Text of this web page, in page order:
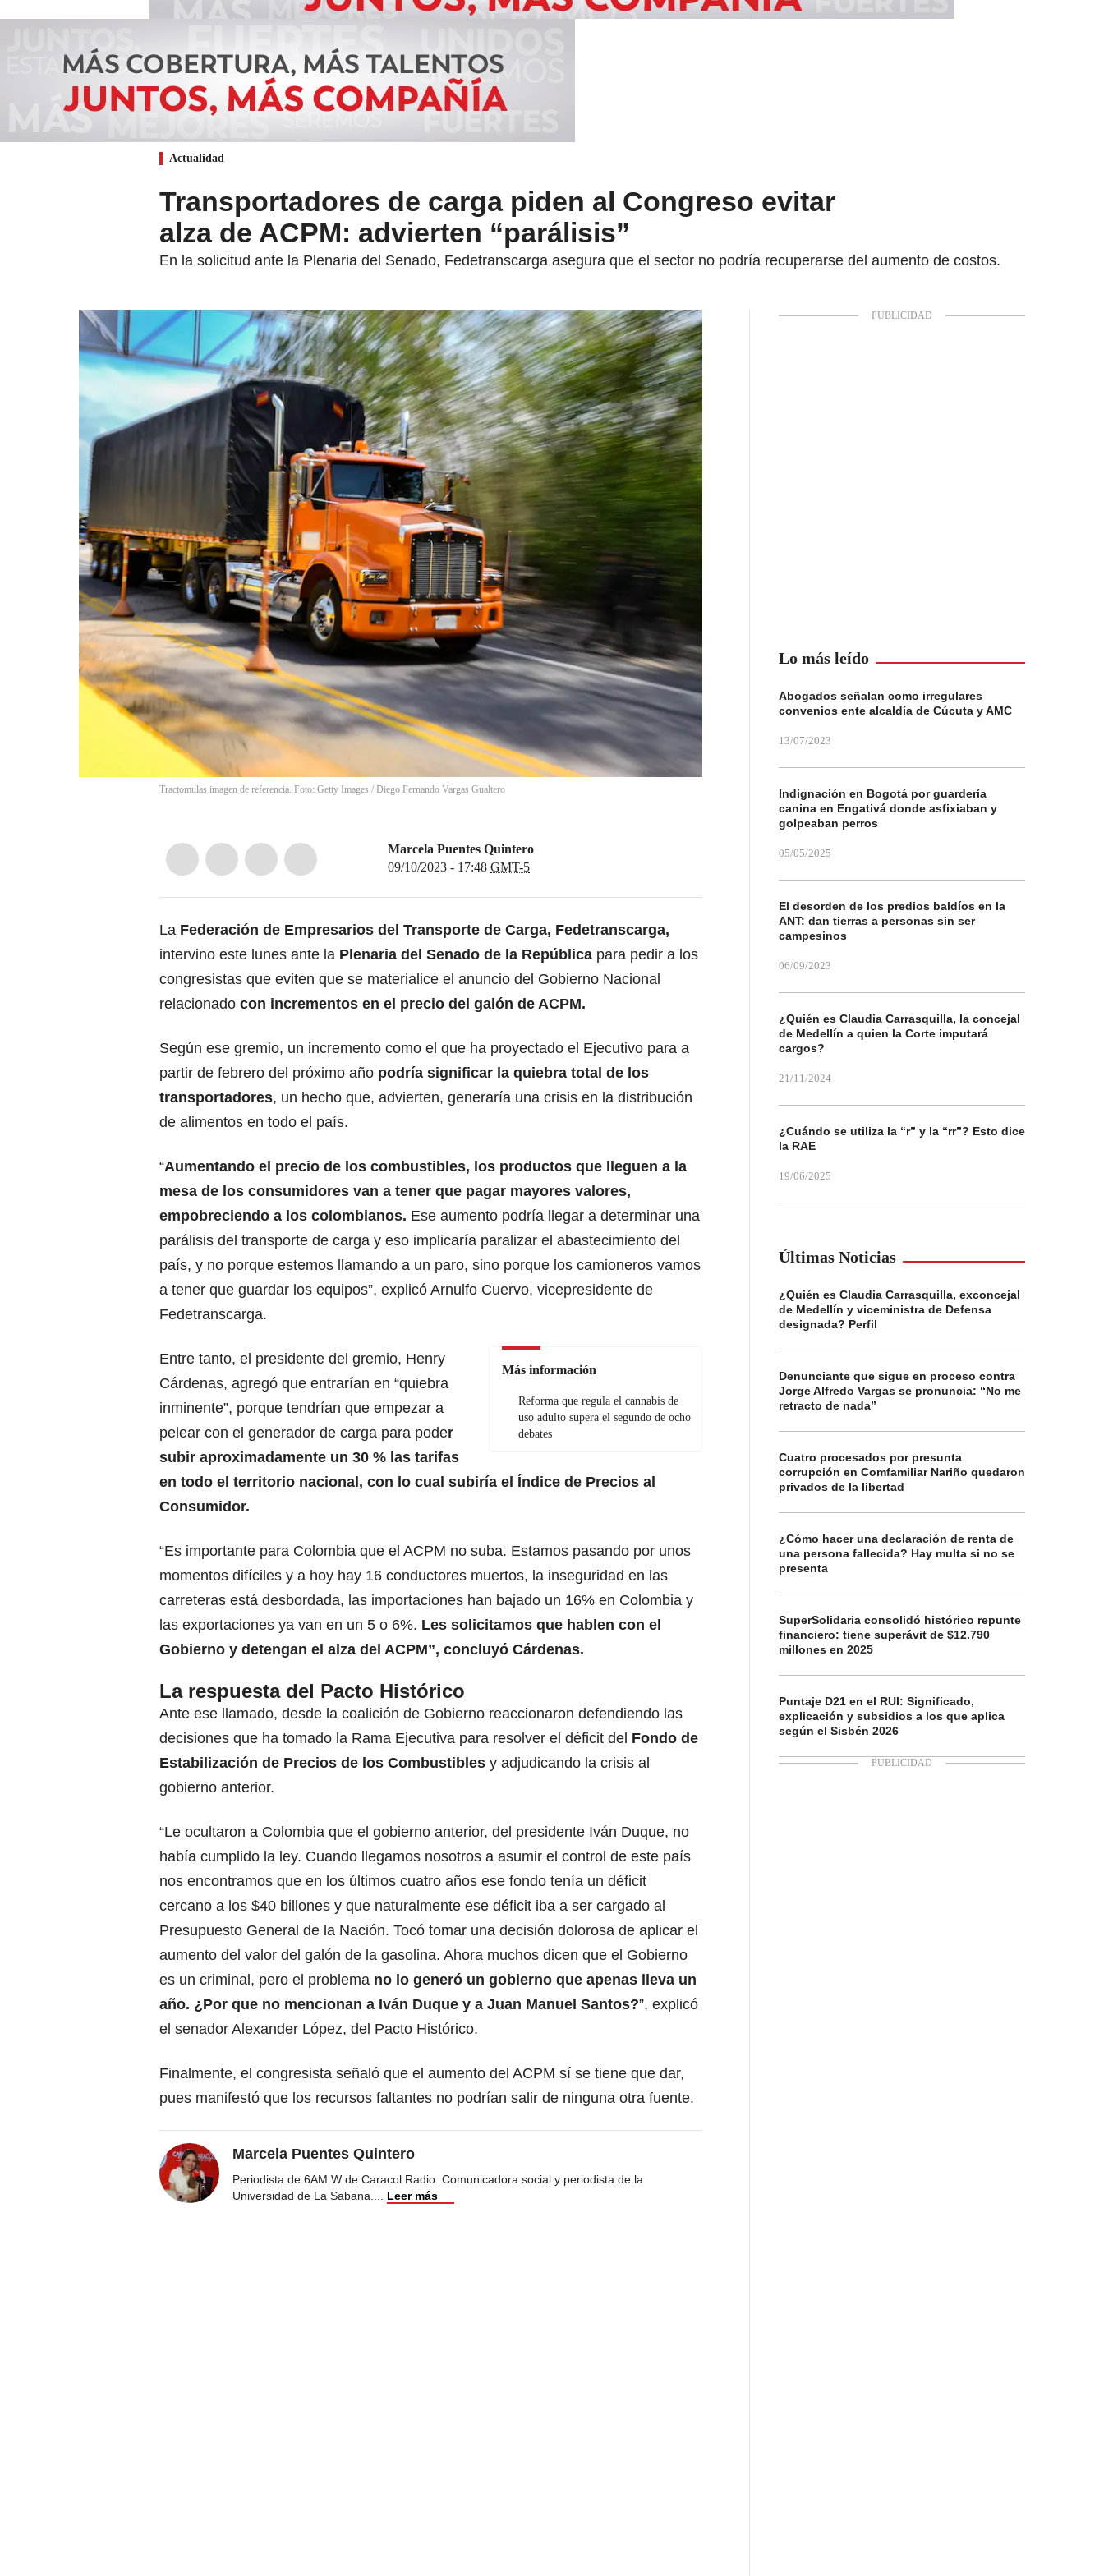
Actualidad
Transportadores de carga piden al Congreso evitar
alza de ACPM: advierten “parálisis”
En la solicitud ante la Plenaria del Senado, Fedetranscarga asegura que el sector no podría recuperarse del aumento de costos.
Tractomulas imagen de referencia. Foto: Getty Images / Diego Fernando Vargas Gualtero
Marcela Puentes Quintero
09/10/2023 - 17:48 GMT-5
La Federación de Empresarios del Transporte de Carga, Fedetranscarga,
intervino este lunes ante la Plenaria del Senado de la República para pedir a los
congresistas que eviten que se materialice el anuncio del Gobierno Nacional
relacionado con incrementos en el precio del galón de ACPM.
Según ese gremio, un incremento como el que ha proyectado el Ejecutivo para a
partir de febrero del próximo año podría significar la quiebra total de los
transportadores, un hecho que, advierten, generaría una crisis en la distribución
de alimentos en todo el país.
“Aumentando el precio de los combustibles, los productos que lleguen a la
mesa de los consumidores van a tener que pagar mayores valores,
empobreciendo a los colombianos. Ese aumento podría llegar a determinar una
parálisis del transporte de carga y eso implicaría paralizar el abastecimiento del
país, y no porque estemos llamando a un paro, sino porque los camioneros vamos
a tener que guardar los equipos”, explicó Arnulfo Cuervo, vicepresidente de
Fedetranscarga.
Más información
Reforma que regula el cannabis de
uso adulto supera el segundo de ocho
debates
Entre tanto, el presidente del gremio, Henry
Cárdenas, agregó que entrarían en “quiebra
inminente”, porque tendrían que empezar a
pelear con el generador de carga para poder
subir aproximadamente un 30 % las tarifas
en todo el territorio nacional, con lo cual subiría el Índice de Precios al
Consumidor.
“Es importante para Colombia que el ACPM no suba. Estamos pasando por unos
momentos difíciles y a hoy hay 16 conductores muertos, la inseguridad en las
carreteras está desbordada, las importaciones han bajado un 16% en Colombia y
las exportaciones ya van en un 5 o 6%. Les solicitamos que hablen con el
Gobierno y detengan el alza del ACPM”, concluyó Cárdenas.
La respuesta del Pacto Histórico
Ante ese llamado, desde la coalición de Gobierno reaccionaron defendiendo las
decisiones que ha tomado la Rama Ejecutiva para resolver el déficit del Fondo de
Estabilización de Precios de los Combustibles y adjudicando la crisis al
gobierno anterior.
“Le ocultaron a Colombia que el gobierno anterior, del presidente Iván Duque, no
había cumplido la ley. Cuando llegamos nosotros a asumir el control de este país
nos encontramos que en los últimos cuatro años ese fondo tenía un déficit
cercano a los $40 billones y que naturalmente ese déficit iba a ser cargado al
Presupuesto General de la Nación. Tocó tomar una decisión dolorosa de aplicar el
aumento del valor del galón de la gasolina. Ahora muchos dicen que el Gobierno
es un criminal, pero el problema no lo generó un gobierno que apenas lleva un
año. ¿Por que no mencionan a Iván Duque y a Juan Manuel Santos?”, explicó
el senador Alexander López, del Pacto Histórico.
Finalmente, el congresista señaló que el aumento del ACPM sí se tiene que dar,
pues manifestó que los recursos faltantes no podrían salir de ninguna otra fuente.
Marcela Puentes Quintero
Periodista de 6AM W de Caracol Radio. Comunicadora social y periodista de la
Universidad de La Sabana.... Leer más
Lo más leído
Abogados señalan como irregulares
convenios ente alcaldía de Cúcuta y AMC
13/07/2023
Indignación en Bogotá por guardería
canina en Engativá donde asfixiaban y
golpeaban perros
05/05/2025
El desorden de los predios baldíos en la
ANT: dan tierras a personas sin ser
campesinos
06/09/2023
¿Quién es Claudia Carrasquilla, la concejal
de Medellín a quien la Corte imputará
cargos?
21/11/2024
¿Cuándo se utiliza la “r” y la “rr”? Esto dice
la RAE
19/06/2025
Últimas Noticias
¿Quién es Claudia Carrasquilla, exconcejal
de Medellín y viceministra de Defensa
designada? Perfil
Denunciante que sigue en proceso contra
Jorge Alfredo Vargas se pronuncia: “No me
retracto de nada”
Cuatro procesados por presunta
corrupción en Comfamiliar Nariño quedaron
privados de la libertad
¿Cómo hacer una declaración de renta de
una persona fallecida? Hay multa si no se
presenta
SuperSolidaria consolidó histórico repunte
financiero: tiene superávit de $12.790
millones en 2025
Puntaje D21 en el RUI: Significado,
explicación y subsidios a los que aplica
según el Sisbén 2026